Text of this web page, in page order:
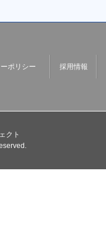
ポリシー 採用情報
クト